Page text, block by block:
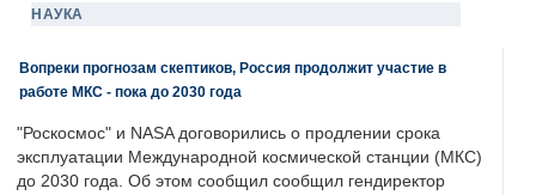
НАУКА
Вопреки прогнозам скептиков, Россия продолжит участие в
работе МКС - пока до 2030 года
"Роскосмос" и NASA договорились о продлении срока
эксплуатации Международной космической станции (МКС)
до 2030 года. Об этом сообщил сообщил гендиректор